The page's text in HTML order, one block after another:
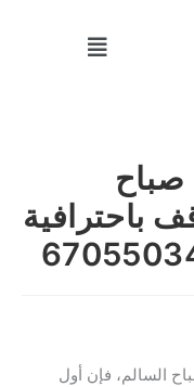
القائمة
صباح
باحترافية
السالم، فإن أول